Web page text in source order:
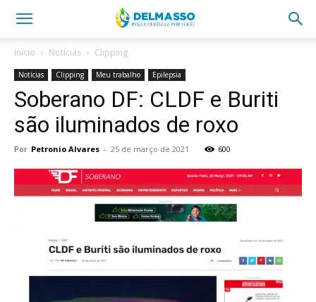
Início Notícias Clipping
Notícias Clipping Meu trabalho Epilepsia
Soberano DF: CLDF e Buriti
são iluminados de roxo
Por Petronio Alvares - 25 de março de 2021 600